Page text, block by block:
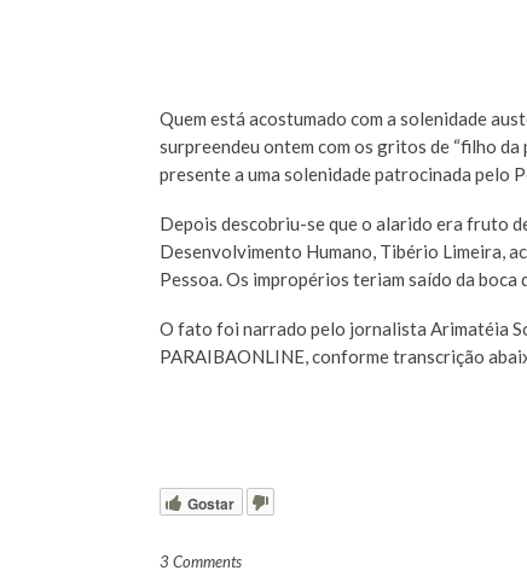
Quem está acostumado com a solenidade
surpreendeu ontem com os gritos de “filho da
presente a uma solenidade patrocinada pelo
Depois descobriu-se que o alarido era fruto
Desenvolvimento Humano, Tibério Limeira,
Pessoa. Os impropérios teriam saído da boca
O fato foi narrado pelo jornalista Arimatéia
PARAIBAONLINE, conforme transcrição
Gostar
3 Comments